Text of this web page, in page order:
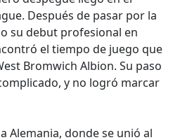
Después de pasar por la
su debut profesional en
el tiempo de juego que
Bromwich Albion. Su paso
y no logró marcar
Alemania, donde se unió al